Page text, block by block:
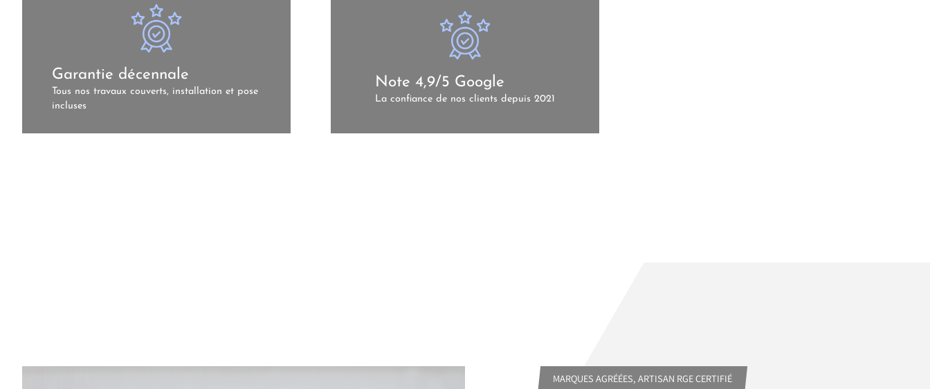
Garantie décennale
Tous nos travaux couverts, installation et pose
incluses
Note 4,9/5 Google
La confiance de nos clients depuis 2021
MARQUES AGRÉÉES, ARTISAN RGE CERTIFIÉ